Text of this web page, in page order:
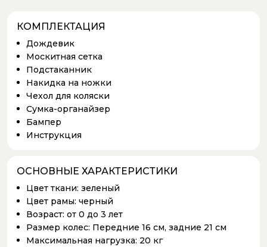
КОМПЛЕКТАЦИЯ
Дождевик
Москитная сетка
Подстаканник
Накидка на ножки
Чехол для коляски
Сумка-органайзер
Бампер
Инструкция
ОСНОВНЫЕ ХАРАКТЕРИСТИКИ
Цвет ткани: зеленый
Цвет рамы: черный
Возраст: от 0 до 3 лет
Размер колес: Передние 16 см, задние 21 см
Максимальная нагрузка: 20 кг